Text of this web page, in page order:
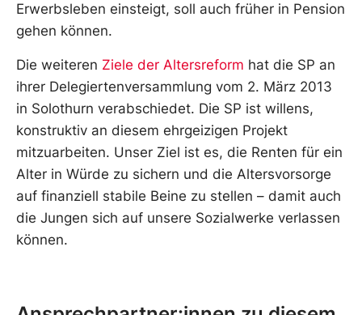
Erwerbsleben einsteigt, soll auch früher in Pension
gehen können.
Die weiteren Ziele der Altersreform hat die SP an
ihrer Delegiertenversammlung vom 2. März 2013
in Solothurn verabschiedet. Die SP ist willens,
konstruktiv an diesem ehrgeizigen Projekt
mitzuarbeiten. Unser Ziel ist es, die Renten für ein
Alter in Würde zu sichern und die Altersvorsorge
auf finanziell stabile Beine zu stellen – damit auch
die Jungen sich auf unsere Sozialwerke verlassen
können.